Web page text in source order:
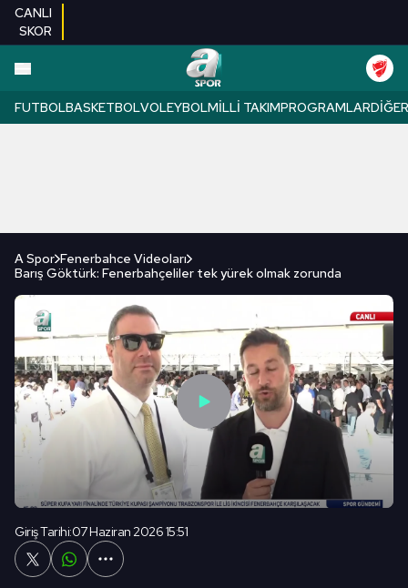
CANLI
SKOR
FUTBOLBASKETBOLVOLEYBOLMILLI TAKIMPROGRAMLARDIĞER
A Spor Fenerbahce Videoları
Barış Göktürk: Fenerbahçeliler tek yürek olmak zorunda
Giriş Tarihi:07 Haziran 2026 15:51